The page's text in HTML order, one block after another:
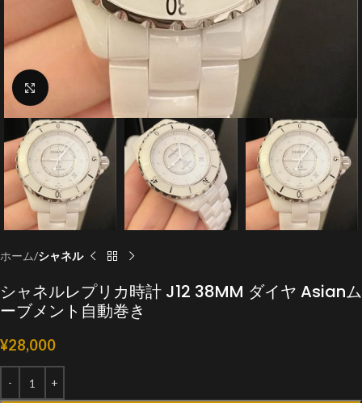
クリックで拡大
ホーム シャネル
シャネルレプリカ時計 J12 38MM ダイヤ Asianム
ーブメント自動巻き
¥28,000